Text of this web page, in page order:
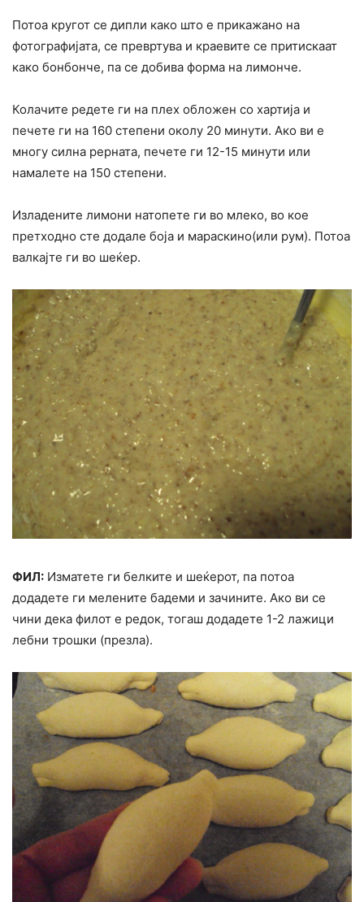
Потоа кругот се дипли како што е прикажано на
фотографијата, се превртува и краевите се притискаат
како бонбонче, па се добива форма на лимонче.
Колачите редете ги на плех обложен со хартија и
печете ги на 160 степени околу 20 минути. Ако ви е
многу силна рерната, печете ги 12-15 минути или
намалете на 150 степени.
Изладените лимони натопете ги во млеко, во кое
претходно сте додале боја и мараскино(или рум). Потоа
валкајте ги во шеќер.
ФИЛ: Изматете ги белките и шеќерот, па потоа
додадете ги мелените бадеми и зачините. Ако ви се
чини дека филот е редок, тогаш додадете 1-2 лажици
лебни трошки (презла).